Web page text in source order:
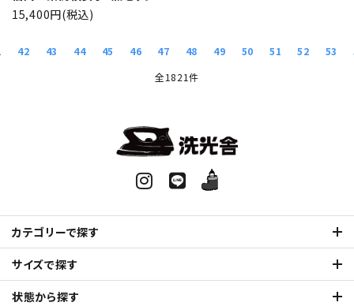
15,400円(税込)
42 43 44 45 46 47 48 49 50 51 52 53
全1821件
カテゴリーで探す
サイズで探す
状態から探す